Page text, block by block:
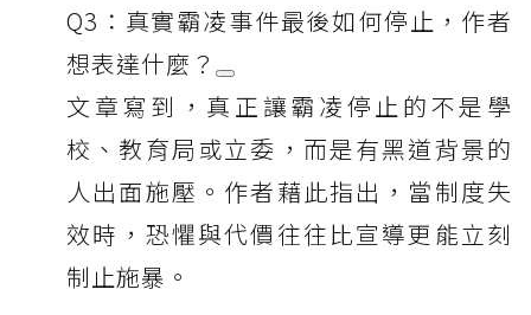
Q3：真實霸凌事件最後如何停止，作者
想表達什麼？
文章寫到，真正讓霸凌停止的不是學
校、教育局或立委，而是有黑道背景的
人出面施壓。作者藉此指出，當制度失
效時，恐懼與代價往往比宣導更能立刻
制止施暴。